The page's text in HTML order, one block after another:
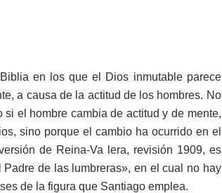
en los que el Dios inmutable parece
a causa de la actitud de los hombres. No
el hombre cambia de actitud y de mente,
sino porque el cambio ha ocurrido en el
de Reina-Va lera, revisión 1909, es
de las lumbreras», en el cual no hay
de la figura que Santiago emplea.